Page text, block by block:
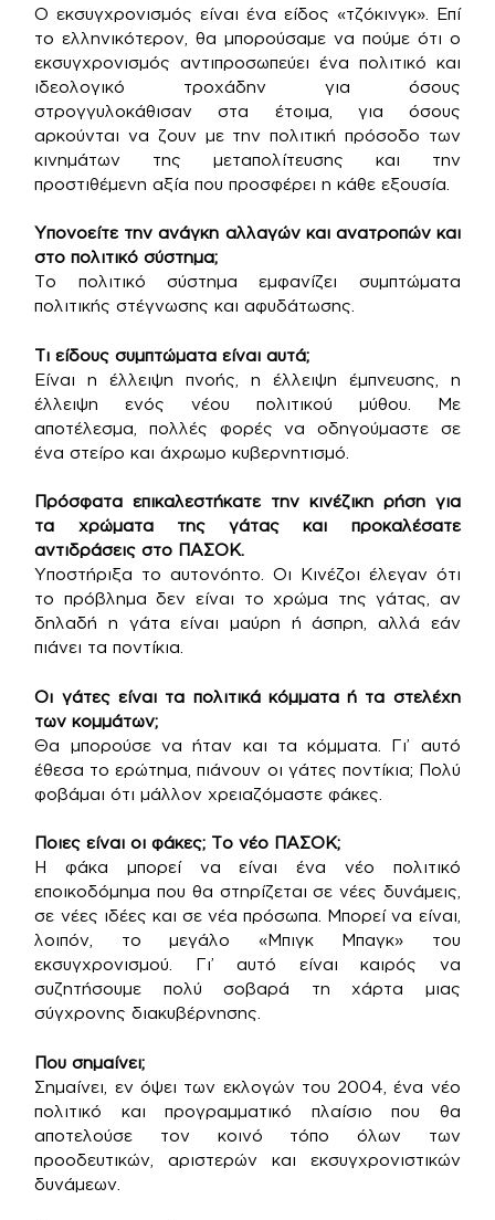
Ο εκσυγχρονισμός είναι ένα είδος «τζόκινγκ». Επί
το ελληνικότερον, θα μπορούσαμε να πούμε ότι ο
εκσυγχρονισμός αντιπροσωπεύει ένα πολιτικό και
ιδεολογικό τροχάδην για όσους
στρογγυλοκάθισαν στα έτοιμα, για όσους
αρκούνται να ζουν με την πολιτική πρόσοδο των
κινημάτων της μεταπολίτευσης και την
προστιθέμενη αξία που προσφέρει η κάθε εξουσία.
Υπονοείτε την ανάγκη αλλαγών και ανατροπών και
στο πολιτικό σύστημα;
Το πολιτικό σύστημα εμφανίζει συμπτώματα
πολιτικής στέγνωσης και αφυδάτωσης.
Τι είδους συμπτώματα είναι αυτά;
Είναι η έλλειψη πνοής, η έλλειψη έμπνευσης, η
έλλειψη ενός νέου πολιτικού μύθου. Με
αποτέλεσμα, πολλές φορές να οδηγούμαστε σε
ένα στείρο και άχρωμο κυβερνητισμό.
Πρόσφατα επικαλεστήκατε την κινέζικη ρήση για
τα χρώματα της γάτας και προκαλέσατε
αντιδράσεις στο ΠΑΣΟΚ.
Υποστήριξα το αυτονόητο. Οι Κινέζοι έλεγαν ότι
το πρόβλημα δεν είναι το χρώμα της γάτας, αν
δηλαδή η γάτα είναι μαύρη ή άσπρη, αλλά εάν
πιάνει τα ποντίκια.
Οι γάτες είναι τα πολιτικά κόμματα ή τα στελέχη
των κομμάτων;
Θα μπορούσε να ήταν και τα κόμματα. Γι’ αυτό
έθεσα το ερώτημα, πιάνουν οι γάτες ποντίκια; Πολύ
φοβάμαι ότι μάλλον χρειαζόμαστε φάκες.
Ποιες είναι οι φάκες; Το νέο ΠΑΣΟΚ;
Η φάκα μπορεί να είναι ένα νέο πολιτικό
εποικοδόμημα που θα στηρίζεται σε νέες δυνάμεις,
σε νέες ιδέες και σε νέα πρόσωπα. Μπορεί να είναι,
λοιπόν, το μεγάλο «Μπιγκ Μπαγκ» του
εκσυγχρονισμού. Γι’ αυτό είναι καιρός να
συζητήσουμε πολύ σοβαρά τη χάρτα μιας
σύγχρονης διακυβέρνησης.
Που σημαίνει;
Σημαίνει, εν όψει των εκλογών του 2004, ένα νέο
πολιτικό και προγραμματικό πλαίσιο που θα
αποτελούσε τον κοινό τόπο όλων των
προοδευτικών, αριστερών και εκσυγχρονιστικών
δυνάμεων.